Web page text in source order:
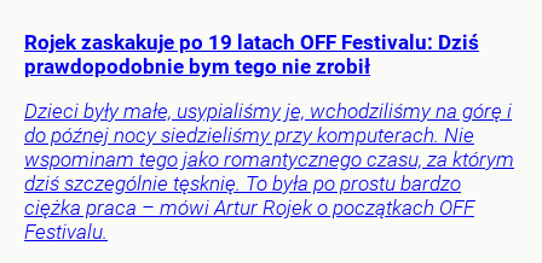
Rojek zaskakuje po 19 latach OFF Festivalu: Dziś
prawdopodobnie bym tego nie zrobił
Dzieci były małe, usypialiśmy je, wchodziliśmy na górę i
do późnej nocy siedzieliśmy przy komputerach. Nie
wspominam tego jako romantycznego czasu, za którym
dziś szczególnie tęsknię. To była po prostu bardzo
ciężka praca – mówi Artur Rojek o początkach OFF
Festivalu.